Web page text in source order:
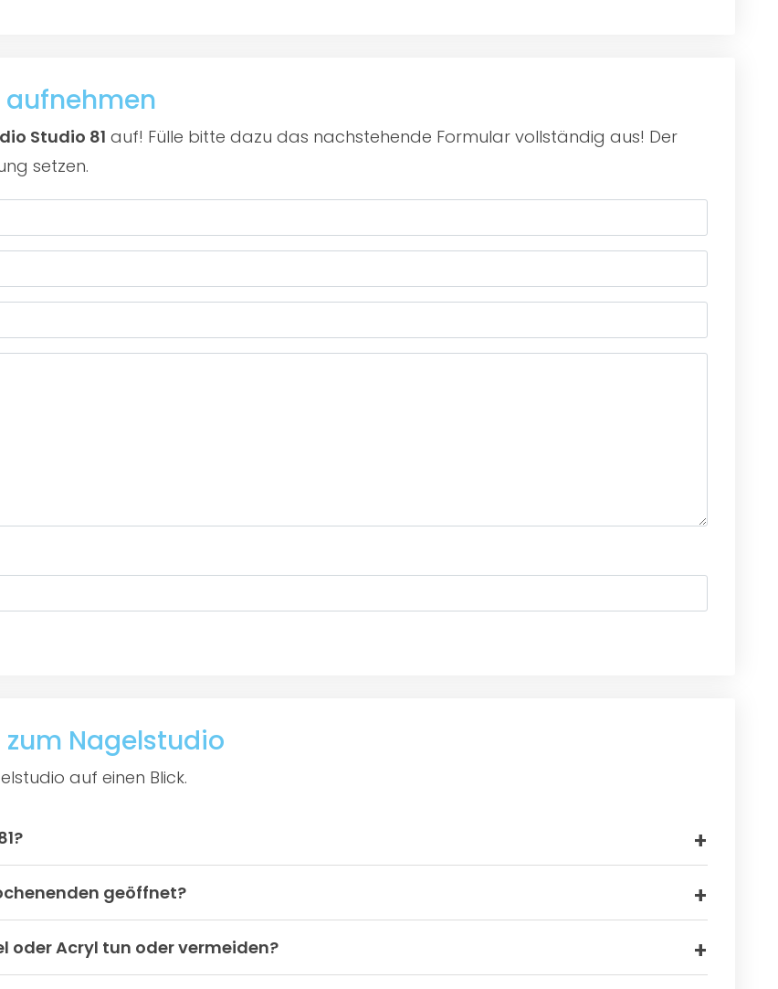
Studio 81 auf! Fülle bitte dazu das nachstehende Formular vollständig aus! Der
setzen.
Nagelstudio
auf einen Blick.
geöffnet?
oder Acryl tun oder vermeiden?